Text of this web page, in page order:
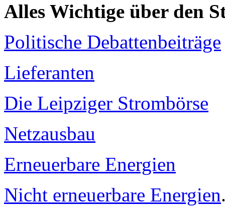
Alles Wichtige über den
Politische Debattenbeiträge
Lieferanten
Die Leipziger Strombörse
Netzausbau
Erneuerbare Energien
Nicht erneuerbare Energien